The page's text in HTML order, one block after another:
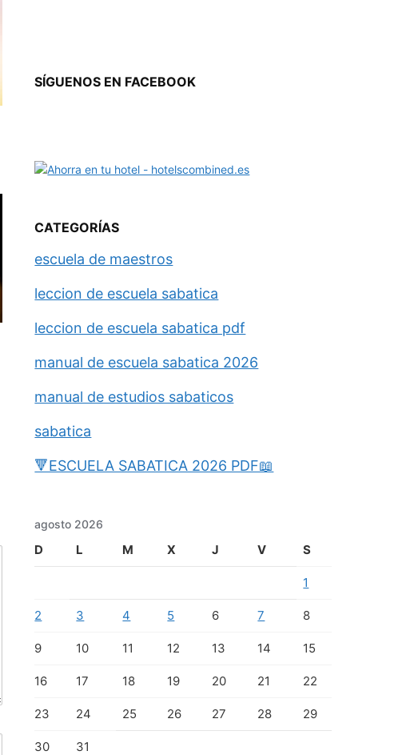
SÍGUENOS EN FACEBOOK
CATEGORÍAS
escuela de maestros
leccion de escuela sabatica
leccion de escuela sabatica pdf
manual de escuela sabatica 2026
manual de estudios sabaticos
sabatica
🔻ESCUELA SABATICA 2026 PDF📖
agosto 2026
D L M X J V S
1
2 3 4 5 6 7 8
9 10 11 12 13 14 15
16 17 18 19 20 21 22
23 24 25 26 27 28 29
30 31